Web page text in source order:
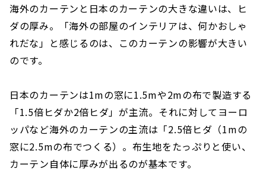
海外のカーテンと日本のカーテンの大きな違いは、ヒ
ダの厚み。「海外の部屋のインテリアは、何かおしゃ
れだな」と感じるのは、このカーテンの影響が大きい
のです。
日本のカーテンは1mの窓に1.5mや2mの布で製造する
「1.5倍ヒダか2倍ヒダ」が主流。それに対してヨーロ
ッパなど海外のカーテンの主流は「2.5倍ヒダ（1mの
窓に2.5mの布でつくる）。布生地をたっぷりと使い、
カーテン自体に厚みが出るのが基本です。